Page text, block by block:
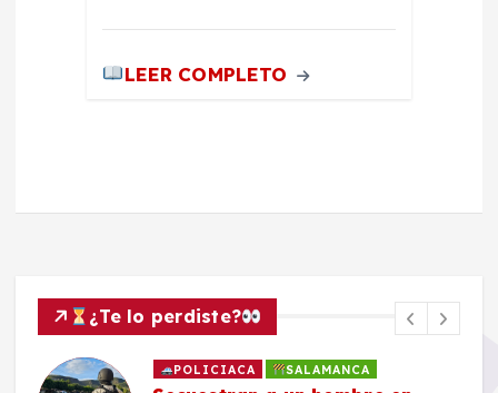
LEER COMPLETO
¿Te lo perdiste?
POLICIACA SALAMANCA